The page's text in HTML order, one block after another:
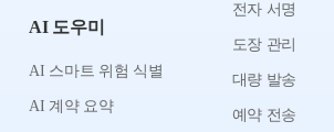
AI 도우미
AI 스마트 위험 식별
AI 계약 요약
전자 서명
도장 관리
대량 발송
예약 전송